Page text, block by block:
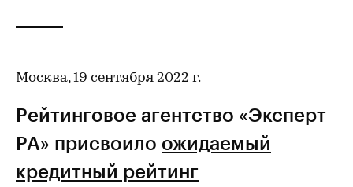
Москва, 19 сентября 2022 г.
Рейтинговое агентство «Эксперт
РА» присвоило ожидаемый
кредитный рейтинг